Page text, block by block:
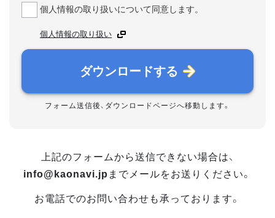
個人情報の取り扱いについて同意します。
個人情報の取り扱い
ダウンロードする
フォーム送信後、ダウンロードページへ移動します。
上記のフォームから送信できない場合は、
info@kaonavi.jp までメールをお送りください。
お電話でのお問い合わせも承っております。